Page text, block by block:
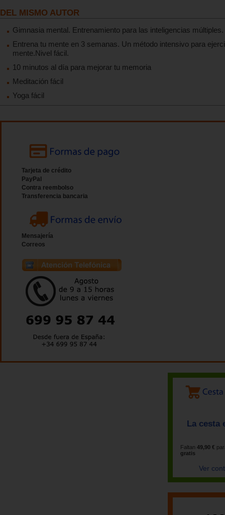
DEL MISMO AUTOR
Gimnasia mental. Entrenamiento para las inteligencias múltiples.
Entrena tu mente en 3 semanas. Un método intensivo para
mente.Nivel fácil.
10 minutos al día para mejorar tu memoria
Meditación fácil
Yoga fácil
Tarjeta de crédito
PayPal
Contra reembolso
Transferencia bancaria
Mensajería
Correos
La cesta
Faltan 49,90 €
gratis
Ver